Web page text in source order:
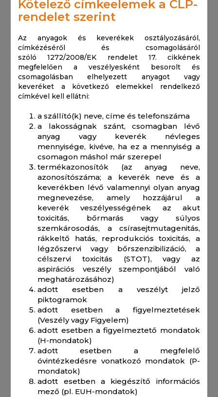
Kötelező címkeelemek a CLP-
rendelet szerint
Az anyagok és keverékek osztályozásáról,
címkézéséről és csomagolásáról
szóló 1272/2008/EK rendelet 17. cikkének
megfelelően a veszélyesként besorolt és
csomagolásban elhelyezett anyagot vagy
keveréket a következő elemekkel rendelkező
címkével kell ellátni:
a szállító(k) neve, címe és telefonszáma
a lakosságnak szánt, csomagban lévő
anyag vagy keverék névleges
mennyisége, kivéve, ha ez a mennyiség a
csomagon máshol már szerepel
termékazonosítók (az anyag neve,
azonosítószáma; a keverék neve és a
keverékben lévő valamennyi olyan anyag
megnevezése, amely hozzájárul a
keverék veszélyességének az akut
toxicitás, bőrmarás vagy súlyos
szemkárosodás, a csírasejtmutagenitás,
rákkeltő hatás, reprodukciós toxicitás, a
légzőszervi vagy bőrszenzibilizáció, a
célszervi toxicitás (STOT), vagy az
aspirációs veszély szempontjából való
meghatározásához)
adott esetben a veszélyt jelző
piktogramok
adott esetben a figyelmeztetések
(Veszély vagy Figyelem)
adott esetben a figyelmeztető mondatok
(H-mondatok)
adott esetben a megfelelő
óvintézkedésre vonatkozó mondatok (P-
mondatok)
adott esetben a kiegészítő információs
mező (pl. EUH-mondatok)